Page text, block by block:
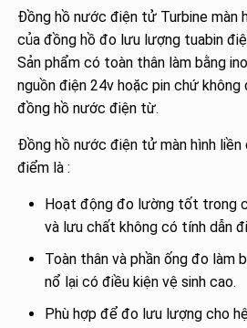
Đồng hồ nước điện tử Turbine màn
của đồng hồ đo lưu lượng tuabin
Sản phẩm có toàn thân làm bằng
nguồn điện 24v hoặc pin chứ không
đồng hồ nước điện từ.
Đồng hồ nước điện tử màn hình liền
điểm là :
Hoạt động đo lường tốt trong
và lưu chất không có tính dẫn
Toàn thân và phần ống đo làm
nổ lại có điều kiện vệ sinh cao.
Phù hợp để đo lưu lượng cho